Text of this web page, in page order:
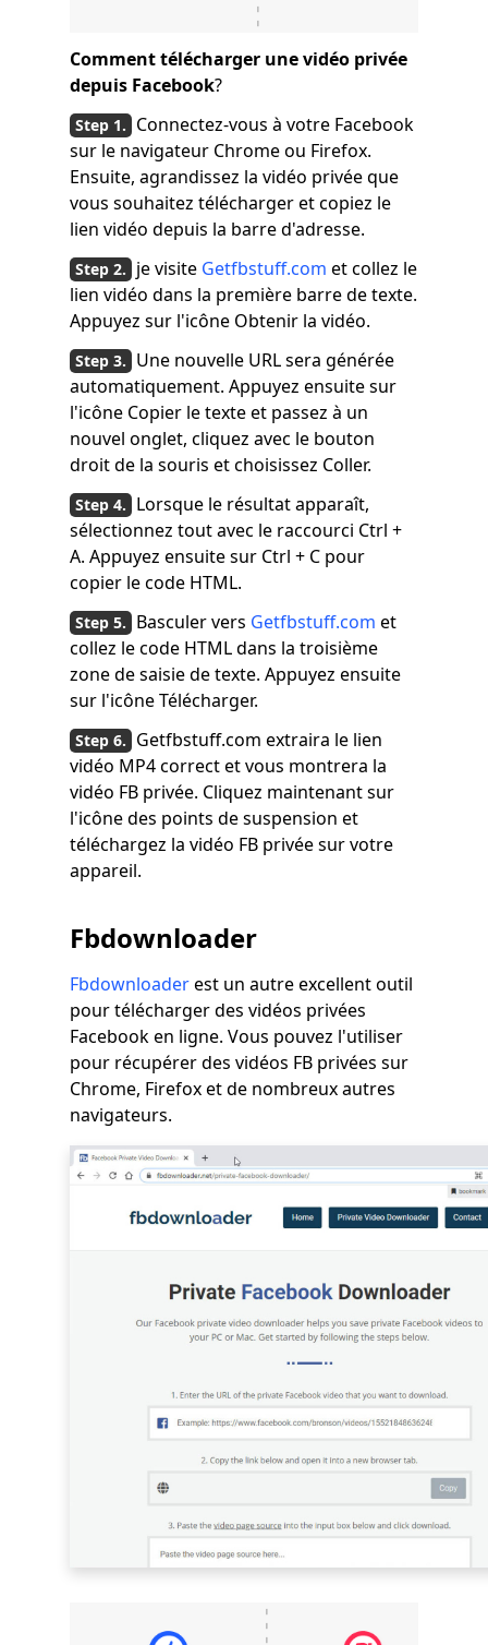
Comment télécharger une vidéo privée
depuis Facebook?
Connectez-vous à votre Facebook
sur le navigateur Chrome ou Firefox.
Ensuite, agrandissez la vidéo privée que
vous souhaitez télécharger et copiez le
lien vidéo depuis la barre d'adresse.
je visite Getfbstuff.com et collez le
lien vidéo dans la première barre de texte.
Appuyez sur l'icône Obtenir la vidéo.
Une nouvelle URL sera générée
automatiquement. Appuyez ensuite sur
l'icône Copier le texte et passez à un
nouvel onglet, cliquez avec le bouton
droit de la souris et choisissez Coller.
Lorsque le résultat apparaît,
sélectionnez tout avec le raccourci Ctrl +
A. Appuyez ensuite sur Ctrl + C pour
copier le code HTML.
Basculer vers Getfbstuff.com et
collez le code HTML dans la troisième
zone de saisie de texte. Appuyez ensuite
sur l'icône Télécharger.
Getfbstuff.com extraira le lien
vidéo MP4 correct et vous montrera la
vidéo FB privée. Cliquez maintenant sur
l'icône des points de suspension et
téléchargez la vidéo FB privée sur votre
appareil.
Fbdownloader
Fbdownloaderest un autre excellent outil
pour télécharger des vidéos privées
Facebook en ligne. Vous pouvez l'utiliser
pour récupérer des vidéos FB privées sur
Chrome, Firefox et de nombreux autres
navigateurs.